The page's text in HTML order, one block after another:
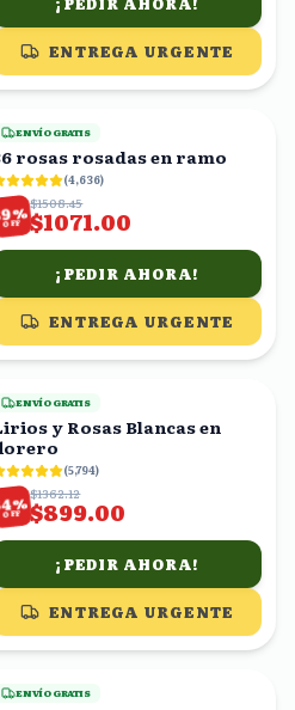
ENTREGA URGENTE
ENVÍO GRATIS
rosas rosadas en ramo
(4,636)
%
OFF
$1508.45
$1071.00
¡PEDIR AHORA!
ENTREGA URGENTE
ENVÍO GRATIS
y Rosas Blancas en
(5,794)
%
OFF
$1362.12
$899.00
¡PEDIR AHORA!
ENTREGA URGENTE
ENVÍO GRATIS